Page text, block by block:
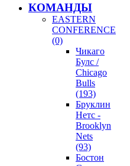
КОМАНДЫ
EASTERN
CONFERENCE
(0)
Чикаго
Булс /
Chicago
Bulls
(193)
Бруклин
Нетс -
Brooklyn
Nets
(93)
Бостон